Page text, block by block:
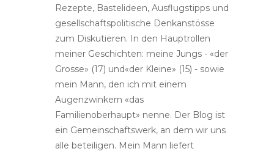
Rezepte, Bastelideen, Ausflugstipps und
gesellschaftspolitische Denkanstösse
zum Diskutieren. In den Hauptrollen
meiner Geschichten: meine Jungs - «der
Grosse» (17) und«der Kleine» (15) - sowie
mein Mann, den ich mit einem
Augenzwinkern «das
Familienoberhaupt» nenne. Der Blog ist
ein Gemeinschaftswerk, an dem wir uns
alle beteiligen. Mein Mann liefert